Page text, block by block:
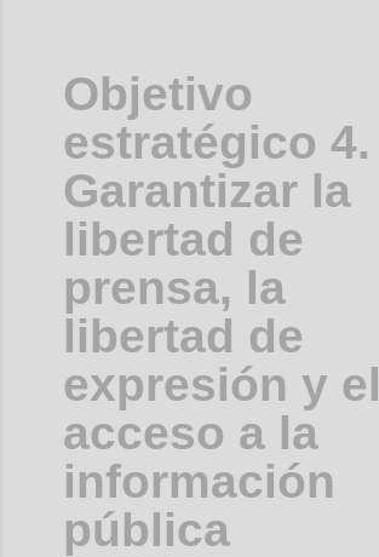
Objetivo
estratégico 4.
Garantizar la
libertad de
prensa, la
libertad de
expresión y el
acceso a la
información
pública